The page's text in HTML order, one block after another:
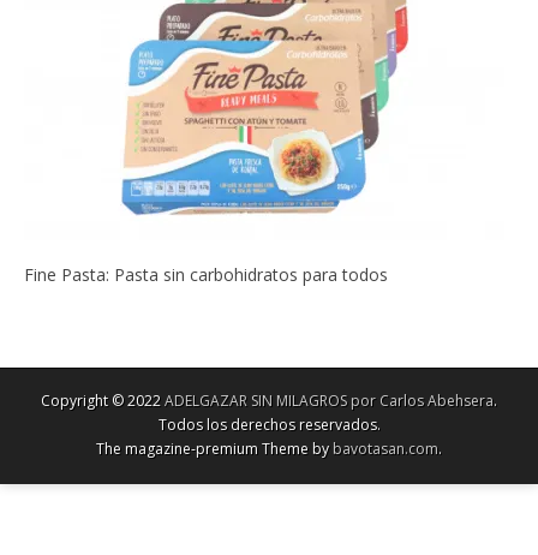
Fine Pasta: Pasta sin carbohidratos para todos
Copyright © 2022ADELGAZAR SIN MILAGROS por Carlos Abehsera.
Todos los derechos reservados.
The magazine-premium Theme bybavotasan.com.